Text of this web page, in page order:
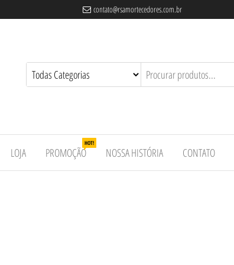
contato@rsamortecedores.com.br
LOJA PROMOÇÃO
HOT!
NOSSA HISTÓRIA CONTATO